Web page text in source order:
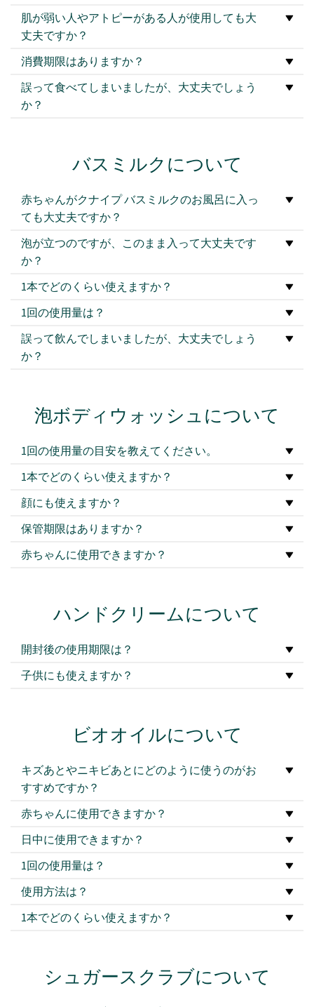
肌が弱い人やアトピーがある人が使用しても大
丈夫ですか？
消費期限はありますか？
誤って食べてしまいましたが、大丈夫でしょう
か？
バスミルクについて
赤ちゃんがクナイプ バスミルクのお風呂に入っ
ても大丈夫ですか？
泡が立つのですが、このまま入って大丈夫です
か？
1本でどのくらい使えますか？
1回の使用量は？
誤って飲んでしまいましたが、大丈夫でしょう
か？
泡ボディウォッシュについて
1回の使用量の目安を教えてください。
1本でどのくらい使えますか？
顔にも使えますか？
保管期限はありますか？
赤ちゃんに使用できますか？
ハンドクリームについて
開封後の使用期限は？
子供にも使えますか？
ビオオイルについて
キズあとやニキビあとにどのように使うのがお
すすめですか？
赤ちゃんに使用できますか？
日中に使用できますか？
1回の使用量は？
使用方法は？
1本でどのくらい使えますか？
シュガースクラブについて